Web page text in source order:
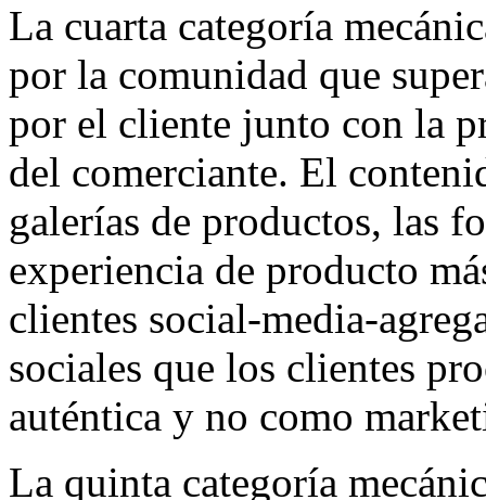
La cuarta categoría
por la comunidad que
por el cliente junto con la
del comerciante. El
galerías de productos, las
experiencia de producto
clientes social-media-
sociales que los clientes
auténtica y no como
La quinta categoría